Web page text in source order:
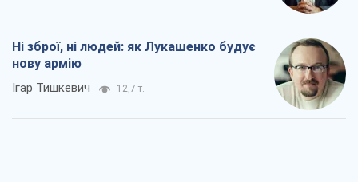
Ні зброї, ні людей: як Лукашенко будує
нову армію
Ігар Тишкевич 12,7 т.